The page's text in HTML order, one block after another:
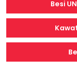
Besi